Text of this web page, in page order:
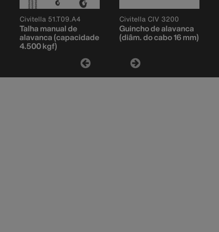
Civitella 51.T09.A4
Talha manual de
alavanca (capacidade
4.500 kgf)
Civitella CIV 3200
Guincho de alavanca
(diâm. do cabo 16 mm)